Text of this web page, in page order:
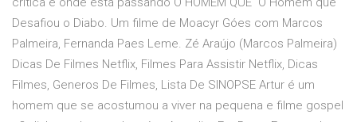
Desafiou o Diabo. Um filme de Moacyr Góes com Marcos
Palmeira, Fernanda Paes Leme. Zé Araújo (Marcos Palmeira)
Dicas De Filmes Netflix, Filmes Para Assistir Netflix, Dicas
Filmes, Generos De Filmes, Lista De SINOPSE Artur é um
homem que se acostumou a viver na pequena e filme gospel